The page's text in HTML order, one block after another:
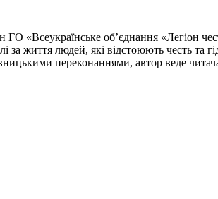
«Всеукраїнське об’єднання «Легіон
життя людей, які відстоюють честь та
переконаннями, автор веде